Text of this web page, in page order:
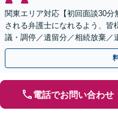
関東エリア対応【初回面談30
される弁護士になれるよう、
議・調停／遺留分／相続放棄／
族との交渉や書面作成等も◎【
電話でお問い合わせ